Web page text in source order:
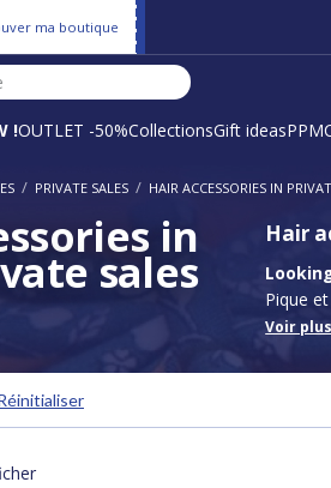
ma boutique
!OUTLET -50%CollectionsGift ideas
/ PRIVATE SALES / HAIR ACCESSORIES IN
in
sales
Hair
Pique
will
Voir plus